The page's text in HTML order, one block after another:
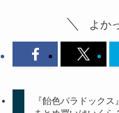
よか
『飴色パラドックス